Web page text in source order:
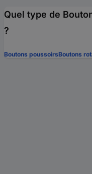
Quel type de
?
Boutons poussoirsBoutons